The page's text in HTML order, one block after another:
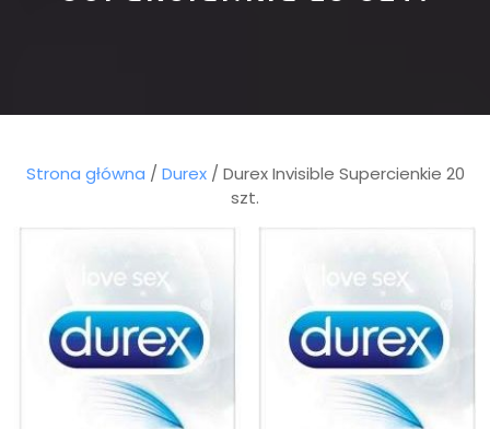
Strona główna / Durex/ Durex Invisible Supercienkie 20
szt.